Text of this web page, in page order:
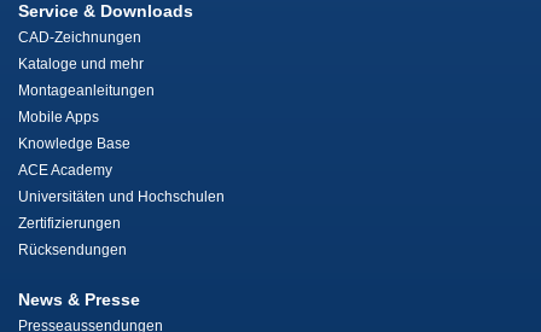
Service & Downloads
CAD-Zeichnungen
Kataloge und mehr
Montageanleitungen
Mobile Apps
Knowledge Base
ACE Academy
Universitäten und Hochschulen
Zertifizierungen
Rücksendungen
News & Presse
Presseaussendungen